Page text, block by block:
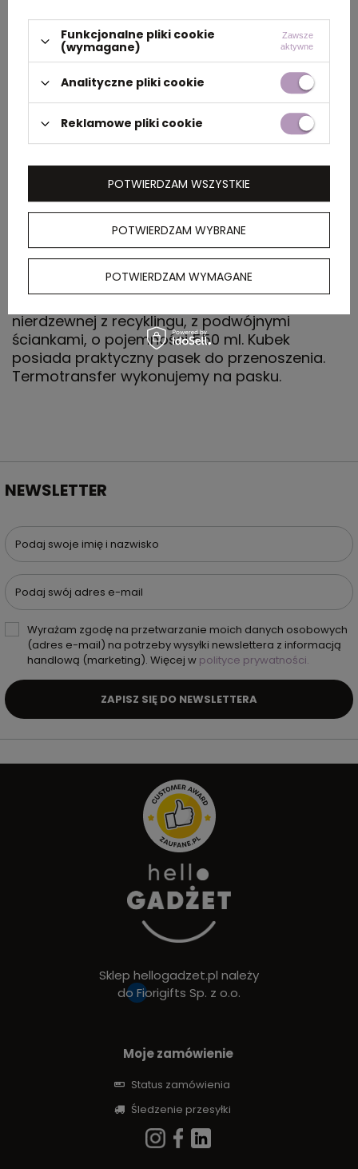
dużym
opakowaniu
zbiorczym
recyklingu
Kolor szary
OPIS
nierdzewnej z recyklingu, z podwójnymi
ściankami, o pojemności 550 ml. Kubek
posiada praktyczny pasek do przenoszenia.
Termotransfer wykonujemy na pasku.
NEWSLETTER
Podaj swoje imię i nazwisko
Podaj swój adres e-mail
Wyrażam zgodę na przetwarzanie moich danych osobowych
(adres e-mail) na potrzeby wysyłki newslettera z informacją
handlową (marketing). Więcej w polityce prywatności.
ZAPISZ SIĘ DO NEWSLETTERA
Sklep hellogadzet.pl należy
do Fiorigifts Sp. z o.o.
Moje zamówienie
Status zamówienia
Śledzenie przesyłki
Funkcjonalne pliki cookie
(wymagane)
Zawsze
aktywne
Analityczne pliki cookie
Reklamowe pliki cookie
POTWIERDZAM WYBRANE
POTWIERDZAM WYMAGANE
POTWIERDZAM WSZYSTKIE